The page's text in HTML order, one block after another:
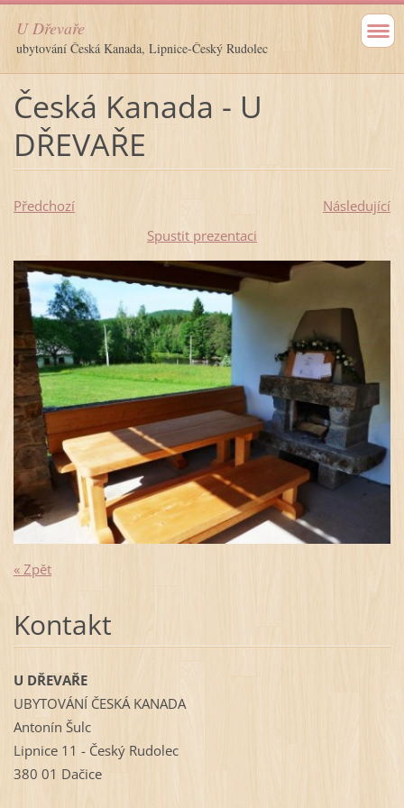
U Dřevaře
ubytování Česká Kanada, Lipnice-Český Rudolec
Česká Kanada - U
DŘEVAŘE
Předchozí
Následující
Spustit prezentaci
« Zpět
Kontakt
U DŘEVAŘE
UBYTOVÁNÍ ČESKÁ KANADA
Antonín Šulc
Lipnice 11 - Český Rudolec
380 01 Dačice